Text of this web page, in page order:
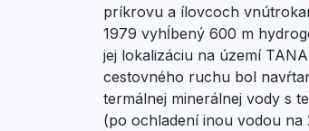
príkrovu a ílovcoch
1979 vyhĺbený 600 m
jej lokalizáciu na území
cestovného ruchu bol
termálnej minerálnej vody s
(po ochladení inou vodou na